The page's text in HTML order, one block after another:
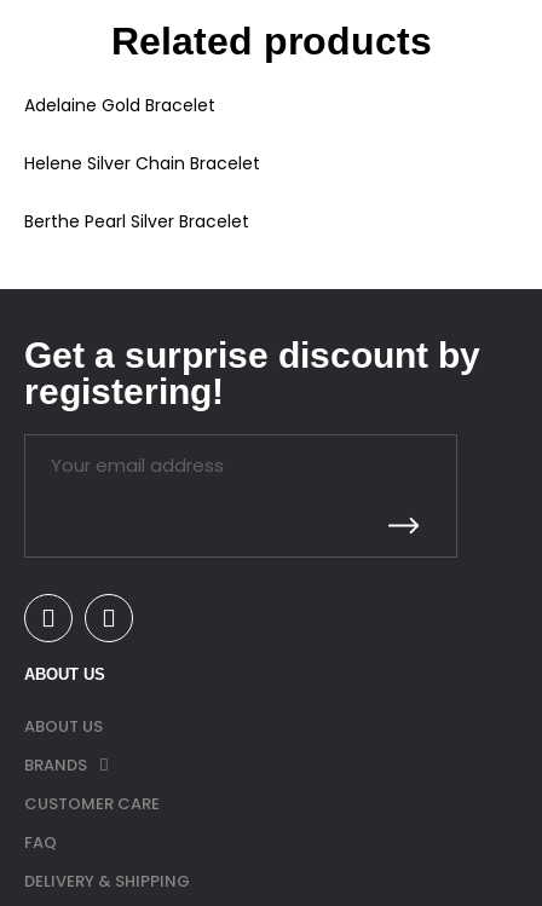
Related products
Adelaine Gold Bracelet
Helene Silver Chain Bracelet
Berthe Pearl Silver Bracelet
Get a surprise discount by
registering!
ABOUT US
ABOUT US
BRANDS
CUSTOMER CARE
FAQ
DELIVERY & SHIPPING